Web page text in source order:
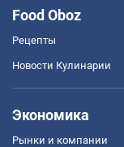
Food Oboz
Рецепты
Новости Кулинарии
Экономика
Рынки и компании